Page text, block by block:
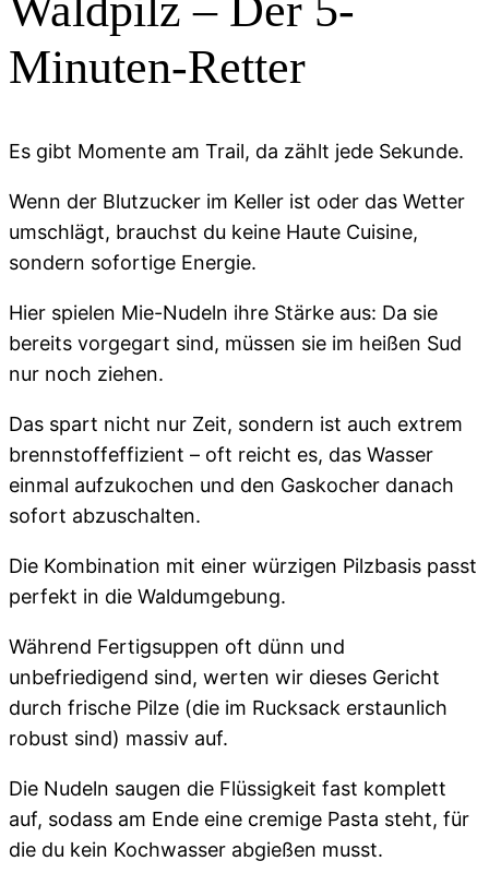
Minuten-Retter
Es gibt Momente am Trail, da zählt jede Sekunde.
Wenn der Blutzucker im Keller ist oder das Wetter
umschlägt, brauchst du keine Haute Cuisine,
sondern sofortige Energie.
Hier spielen Mie-Nudeln ihre Stärke aus: Da sie
bereits vorgegart sind, müssen sie im heißen Sud
nur noch ziehen.
Das spart nicht nur Zeit, sondern ist auch extrem
brennstoffeffizient – oft reicht es, das Wasser
einmal aufzukochen und den Gaskocher danach
sofort abzuschalten.
Die Kombination mit einer würzigen Pilzbasis passt
perfekt in die Waldumgebung.
Während Fertigsuppen oft dünn und
unbefriedigend sind, werten wir dieses Gericht
durch frische Pilze (die im Rucksack erstaunlich
robust sind) massiv auf.
Die Nudeln saugen die Flüssigkeit fast komplett
auf, sodass am Ende eine cremige Pasta steht, für
die du kein Kochwasser abgießen musst.